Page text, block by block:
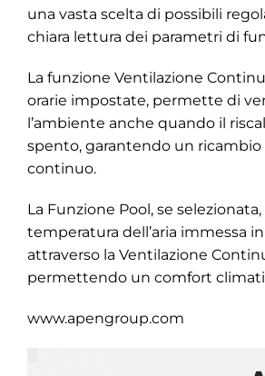
una vasta scelta di possibili
chiara lettura dei parametri di
La funzione Ventilazione
orarie impostate, permette di
l’ambiente anche quando il
spento, garantendo un ricambio
continuo.
La Funzione Pool, se
temperatura dell’aria immessa
attraverso la Ventilazione
permettendo un comfort
www.apengroup.com